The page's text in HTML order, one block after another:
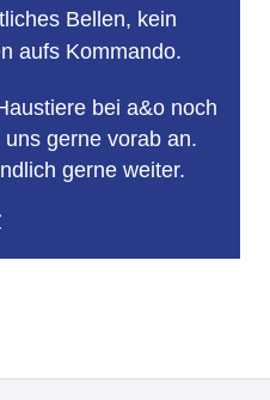
Bellen, kein
aufs Kommando.
bei a&o noch
gerne vorab an.
gerne weiter.